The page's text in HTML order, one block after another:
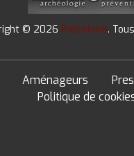
© 2026 Paléotime.
Aménageurs
Politique de